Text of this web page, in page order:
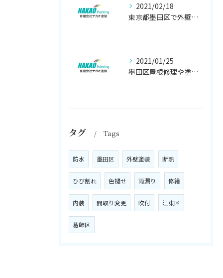
2021/02/18
東京都墨田区で外壁塗り替え工事なら(有)ナカオ塗装にお任せ
2021/01/25
墨田区屋根修理や塗装工事は、【人気のナカオ塗装へ！】
タグ Tags
防水 墨田区 外壁塗装 断熱
ひび割れ 色褪せ 雨漏り 修繕
内装 間取り変更 吹付 江東区
葛飾区